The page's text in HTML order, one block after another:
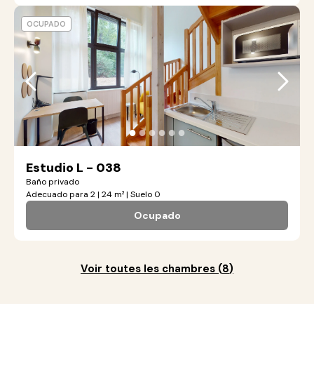
●●●●●●
Estudio L - 038
Baño privado
Adecuado para 2 | 24 m² | Suelo 0
Ocupado
OCUPADO
Voir toutes les chambres (8)